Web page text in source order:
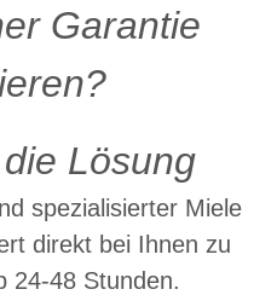
Garantie
Lösung
spezialisierter Miele
direkt bei Ihnen zu
24-48 Stunden.